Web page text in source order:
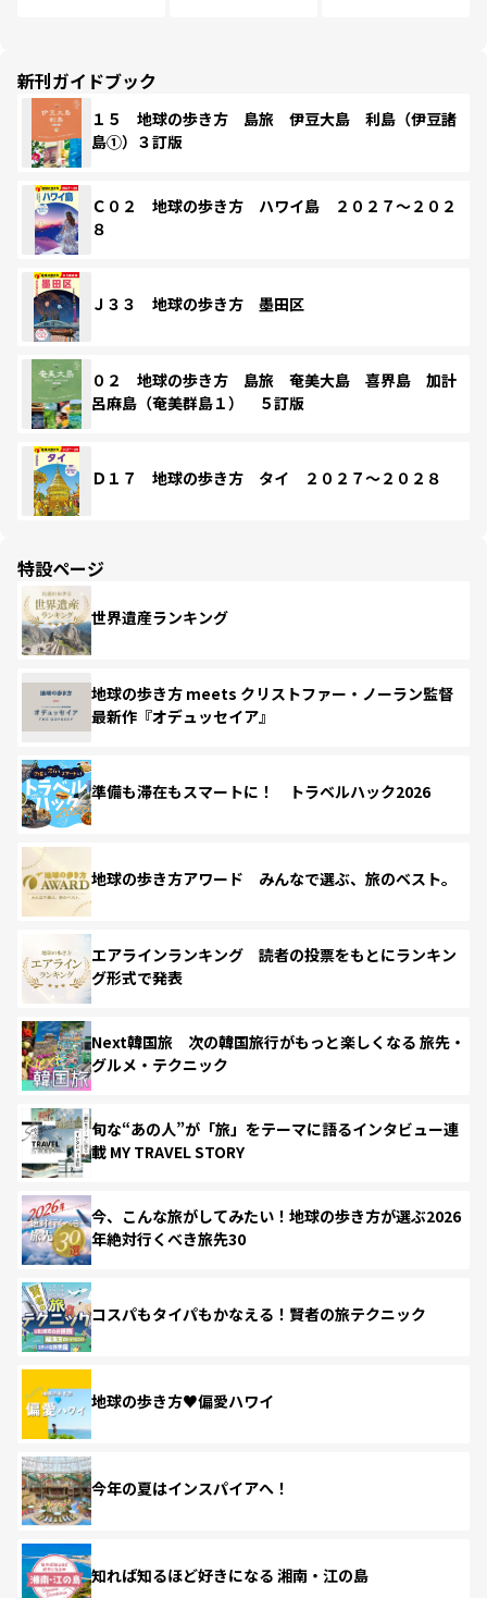
新刊ガイドブック
１５ 地球の歩き方 島旅 伊豆大島 利島（伊豆諸
島①）３訂版
Ｃ０２ 地球の歩き方 ハワイ島 ２０２７～２０２
８
Ｊ３３ 地球の歩き方 墨田区
０２ 地球の歩き方 島旅 奄美大島 喜界島 加計
呂麻島（奄美群島１） ５訂版
Ｄ１７ 地球の歩き方 タイ ２０２７～２０２８
特設ページ
世界遺産ランキング
地球の歩き方 meets クリストファー・ノーラン監督
最新作『オデュッセイア』
準備も滞在もスマートに！ トラベルハック2026
地球の歩き方アワード みんなで選ぶ、旅のベスト。
エアラインランキング 読者の投票をもとにランキン
グ形式で発表
Next韓国旅 次の韓国旅行がもっと楽しくなる 旅先・
グルメ・テクニック
旬な“あの人”が「旅」をテーマに語るインタビュー連
載 MY TRAVEL STORY
今、こんな旅がしてみたい！地球の歩き方が選ぶ2026
年絶対行くべき旅先30
コスパもタイパもかなえる！賢者の旅テクニック
地球の歩き方♥偏愛ハワイ
今年の夏はインスパイアへ！
知れば知るほど好きになる 湘南・江の島